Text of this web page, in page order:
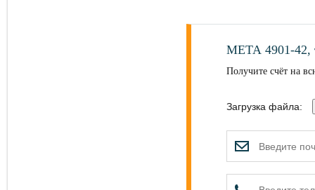
МЕТА 4901-42,
Получите счёт на
Загрузка файла: